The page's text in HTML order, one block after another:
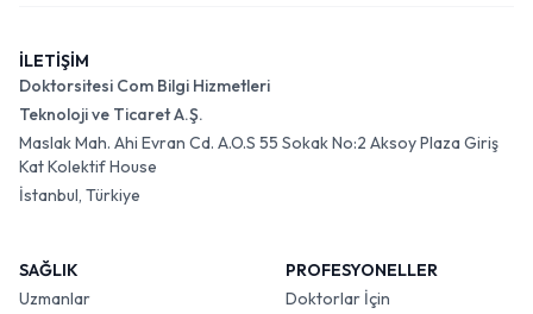
İLETİŞİM
Doktorsitesi Com Bilgi Hizmetleri
Teknoloji ve Ticaret A.Ş.
Maslak Mah. Ahi Evran Cd. A.O.S 55 Sokak No:2 Aksoy Plaza Giriş
Kat Kolektif House
İstanbul, Türkiye
SAĞLIK
Uzmanlar
PROFESYONELLER
Doktorlar İçin